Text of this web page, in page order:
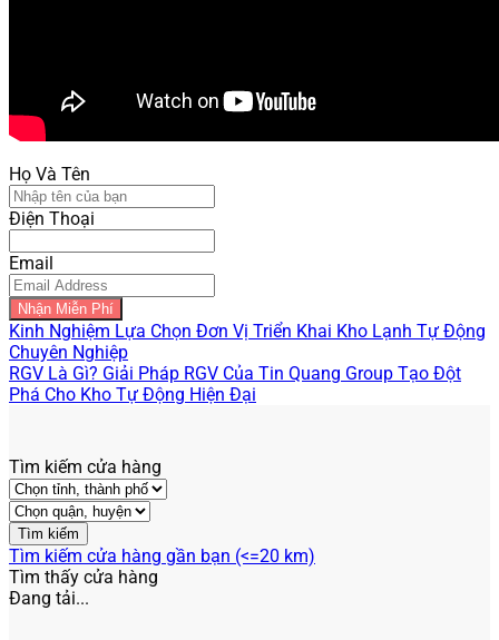
Họ Và Tên
Điện Thoại
Email
Nhận Miễn Phí
Kinh Nghiệm Lựa Chọn Đơn Vị Triển Khai Kho Lạnh Tự Động
Chuyên Nghiệp
RGV Là Gì? Giải Pháp RGV Của Tin Quang Group Tạo Đột
Phá Cho Kho Tự Động Hiện Đại
Tìm kiếm cửa hàng
Tìm kiếm cửa hàng gần bạn (<=20 km)
Tìm thấy cửa hàng
Đang tải...